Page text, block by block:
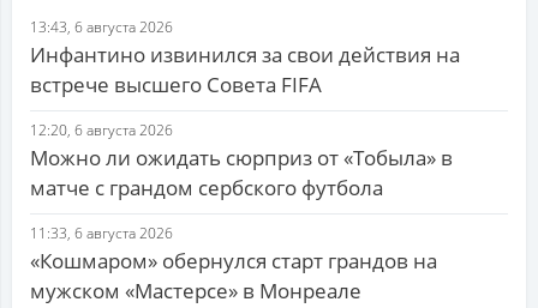
13:43, 6 августа 2026
Инфантино извинился за свои действия на
встрече высшего Совета FIFA
12:20, 6 августа 2026
Можно ли ожидать сюрприз от «Тобыла» в
матче с грандом сербского футбола
11:33, 6 августа 2026
«Кошмаром» обернулся старт грандов на
мужском «Мастерсе» в Монреале